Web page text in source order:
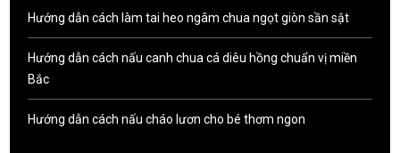
Hướng dẫn cách làm tai heo ngâm chua ngọt giòn sần sật
Hướng dẫn cách nấu canh chua cá diêu hồng chuẩn vị miền
Bắc
Hướng dẫn cách nấu cháo lươn cho bé thơm ngon